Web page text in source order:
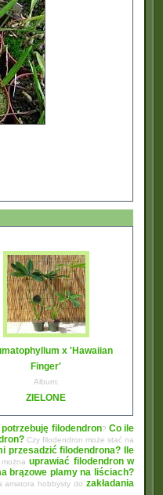
x 'Hawaiian
Finger'
Album:
ZIELONE
potrzebuję filodendron? Co ile
Czy filodendron może stać na
przesadzić filodendrona?
Ile
możnauprawiać filodendron w
brązowe plamy na liściach?
amatora hobbysty dozakładania